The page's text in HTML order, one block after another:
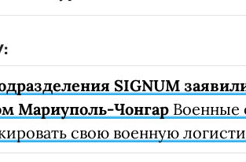
SIGNUM
Мариуполь-Чонгар Военные
свою военную